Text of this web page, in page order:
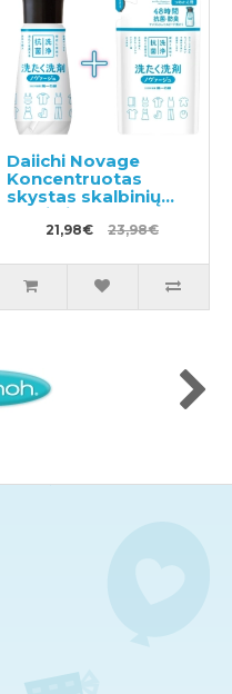
Daiichi Novage
Koncentruotas
skystas skalbinių
ploviklis 300ml +
užpildymui 270ml
21,98€ 23,98€